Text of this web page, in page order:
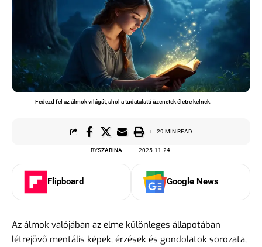
Fedezd fel az álmok világát, ahol a tudatalatti üzenetek életre kelnek.
BYSZABINA 2025.11.24.
29 MIN READ
Flipboard Google News
Az álmok valójában az elme különleges állapotában
létrejövő mentális képek, érzések és gondolatok sorozata,